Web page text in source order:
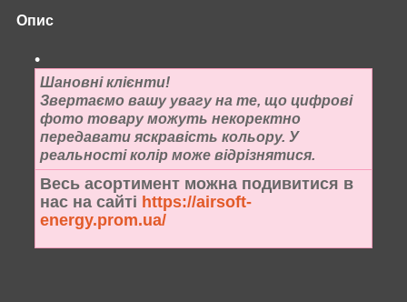
Опис
Шановні клієнти!
Звертаємо вашу увагу на те, що цифрові
фото товару можуть некоректно
передавати яскравість кольору. У
реальності колір може відрізнятися.
Весь асортимент можна подивитися в
нас на сайті https://airsoft-
energy.prom.ua/